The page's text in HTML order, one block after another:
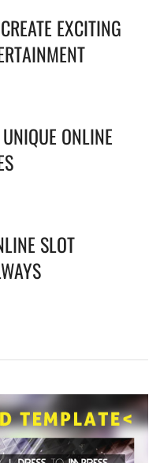
EXCITING
ONLINE
SLOT